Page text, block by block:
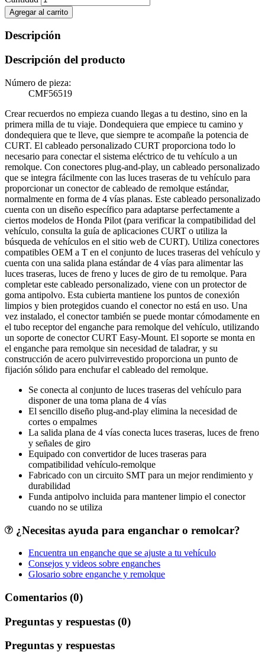
Agregar al carrito
Descripción
Descripción del producto
Número de pieza:
CMF56519
Crear recuerdos no empieza cuando llegas a tu destino, sino en la
primera milla de tu viaje. Dondequiera que empiece tu camino y
dondequiera que te lleve, que siempre te acompañe la potencia de
CURT. El cableado personalizado CURT proporciona todo lo
necesario para conectar el sistema eléctrico de tu vehículo a un
remolque. Con conectores plug-and-play, un cableado personalizado
que se integra fácilmente con las luces traseras de tu vehículo para
proporcionar un conector de cableado de remolque estándar,
normalmente en forma de 4 vías planas. Este cableado personalizado
cuenta con un diseño específico para adaptarse perfectamente a
ciertos modelos de Honda Pilot (para verificar la compatibilidad del
vehículo, consulta la guía de aplicaciones CURT o utiliza la
búsqueda de vehículos en el sitio web de CURT). Utiliza conectores
compatibles OEM a T en el conjunto de luces traseras del vehículo y
cuenta con una salida plana estándar de 4 vías para alimentar las
luces traseras, luces de freno y luces de giro de tu remolque. Para
completar este cableado personalizado, viene con un protector de
goma antipolvo. Esta cubierta mantiene los puntos de conexión
limpios y bien protegidos cuando el conector no está en uso. Una
vez instalado, el conector también se puede montar cómodamente en
el tubo receptor del enganche para remolque del vehículo, utilizando
un soporte de conector CURT Easy-Mount. El soporte se monta en
el enganche para remolque sin necesidad de taladrar, y su
construcción de acero pulvirrevestido proporciona un punto de
fijación sólido para enchufar el cableado del remolque.
Se conecta al conjunto de luces traseras del vehículo para
disponer de una toma plana de 4 vías
El sencillo diseño plug-and-play elimina la necesidad de
cortes o empalmes
La salida plana de 4 vías conecta luces traseras, luces de freno
y señales de giro
Equipado con convertidor de luces traseras para
compatibilidad vehículo-remolque
Fabricado con un circuito SMT para un mejor rendimiento y
durabilidad
Funda antipolvo incluida para mantener limpio el conector
cuando no se utiliza
¿Necesitas ayuda para enganchar o remolcar?
Encuentra un enganche que se ajuste a tu vehículo
Consejos y videos sobre enganches
Glosario sobre enganche y remolque
Comentarios (0)
Preguntas y respuestas (0)
Preguntas y respuestas